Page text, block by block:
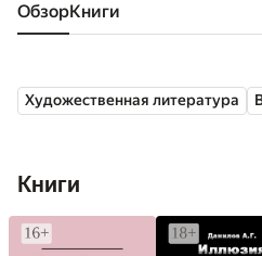
Обзор книги
Художественная литература
Книги